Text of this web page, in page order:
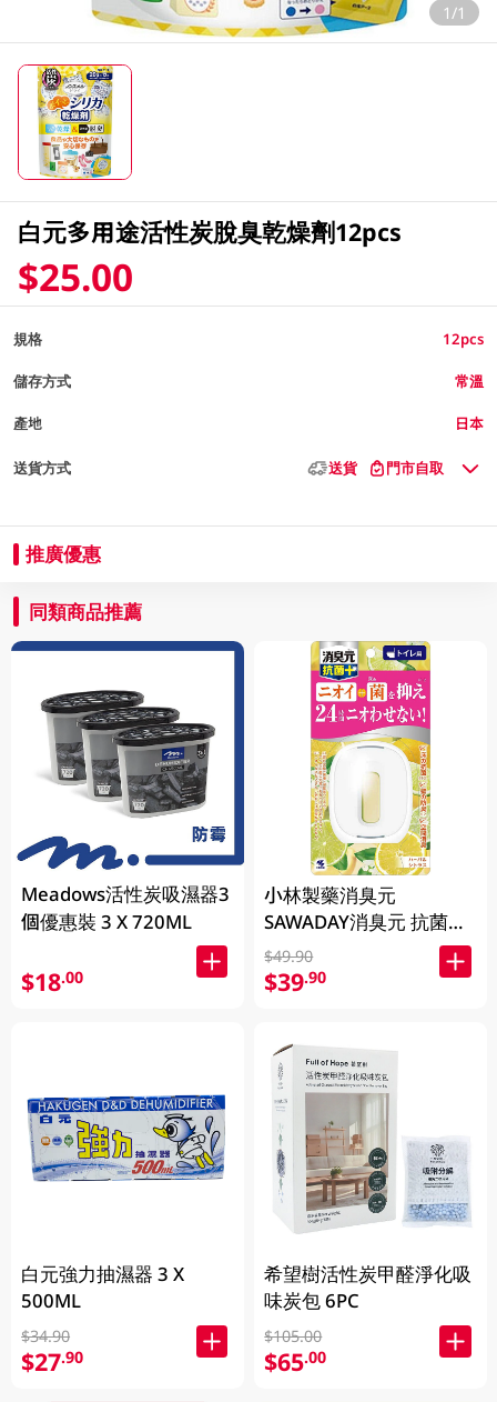
1/1
白元多用途活性炭脫臭乾燥劑12pcs
$25.00
規格 12pcs
儲存方式 常溫
產地 日本
送貨方式 送貨 門市自取
推廣優惠
同類商品推薦
Meadows活性炭吸濕器3
個優惠裝 3 X 720ML
$18.00
白元強力抽濕器 3 X
500ML
$34.90
$27.90
小林製藥消臭元
SAWADAY消臭元 抗菌
+浴廁芳香劑 -柑橘草本
5.8ML
$49.90
$39.90
希望樹活性炭甲醛淨化吸
味炭包 6PC
$105.00
$65.00